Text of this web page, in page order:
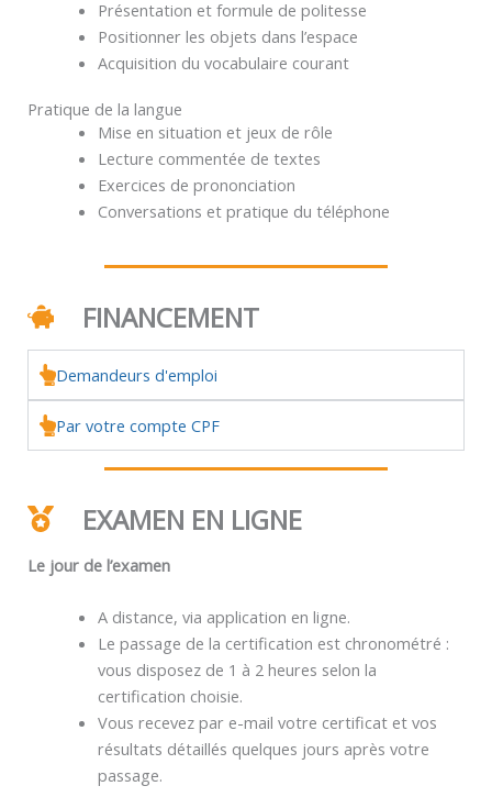
Présentation et formule de politesse
Positionner les objets dans l’espace
Acquisition du vocabulaire courant
Pratique de la langue
Mise en situation et jeux de rôle
Lecture commentée de textes
Exercices de prononciation
Conversations et pratique du téléphone
FINANCEMENT
Demandeurs d'emploi
Par votre compte CPF
EXAMEN EN LIGNE
Le jour de l’examen
A distance, via application en ligne.
Le passage de la certification est chronométré :
vous disposez de 1 à 2 heures selon la
certification choisie.
Vous recevez par e-mail votre certificat et vos
résultats détaillés quelques jours après votre
passage.